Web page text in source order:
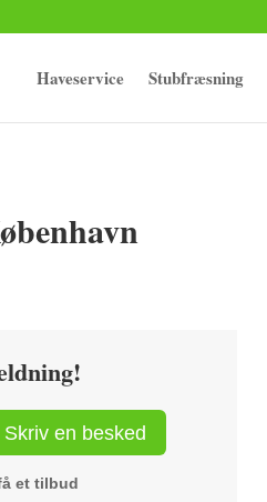
Haveservice Stubfræsning
Skriv en besked
et tilbud